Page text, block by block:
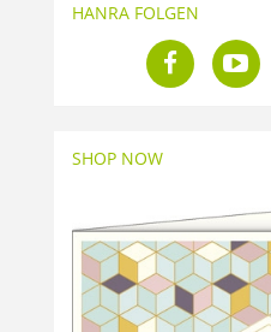
HANRA FOLGEN
SHOP NOW